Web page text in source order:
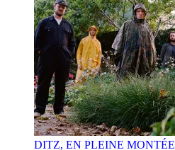
DITZ, EN PLEINE MONTÉE